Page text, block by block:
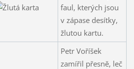
faul, kterých jsou
v zápase desítky,
žlutou kartu.
Petr Voříšek
zamířil přesně, leč